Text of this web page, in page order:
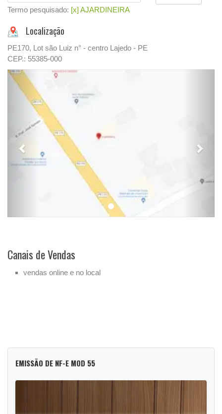
Termo pesquisado: [x] AJARDINEIRA
Localização
PE170, Lot são Luiz n° - centro Lajedo - PE
CEP.: 55385-000
Previous
Canais de Vendas
vendas online e no local
EMISSÃO DE NF-E MOD 55